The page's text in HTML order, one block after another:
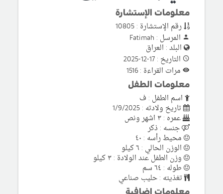
معلومات الإستشارة
رقم الإستشارة : 10805
المرسل : Fatimah
البلد : العراق
التاريخ : 17-12-2025
مرات القراءة : 1516
معلومات الطفل
اسم الطفل : ف
تاريخ ولادته : 1/9/2025
عمره : ٣ اشهر ونص
جنسه : ذكر
محيط رأسه : ٤٠
الوزن الحالي : ٦ كيلو
وزن الطفل عند الولادة : ٣ كيلو
طوله : ٦٤ سم
تغذيته : حليب صناعي
معلومات إضافية